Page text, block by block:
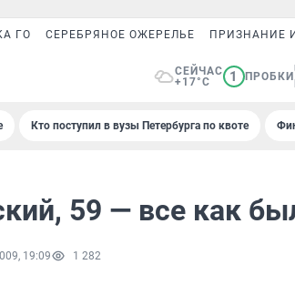
ГО СЕРЕБРЯНОЕ ОЖЕРЕЛЬЕ ПРИЗНАНИЕ
СЕЙЧАС
+17°C
1 ПРОБКИ
Кто поступил в вузы Петербурга по квоте
59 — все как
19:09 1 282